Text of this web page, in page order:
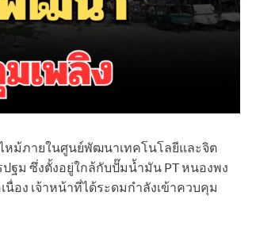
ไหม้ภายในศูนย์พัฒนาเทคโนโลยีและจิต
ม ซึ่งตั้งอยู่ใกล้กับปั๊มน้ำมัน PT หนองพง
นื่อง เจ้าหน้าที่ได้ระดมกำลังเข้าควบคุม